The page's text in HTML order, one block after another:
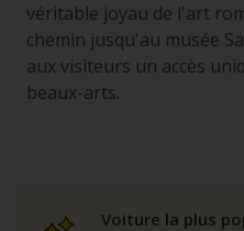
véritable joyau de l'art
chemin jusqu'au musée
aux visiteurs un accès
beaux-arts.
Voiture la plus